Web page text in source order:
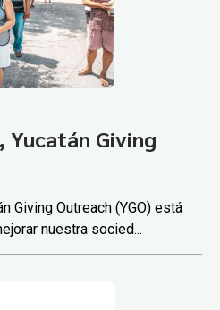
Yucatán Giving
Giving Outreach (YGO) está
nuestra socied...